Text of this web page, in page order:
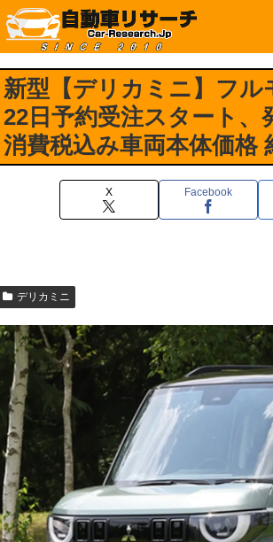
新型【デリカミニ】フル
22日予約受注スタート、
消費税込み車両本体価格
X Facebook
デリカミニ